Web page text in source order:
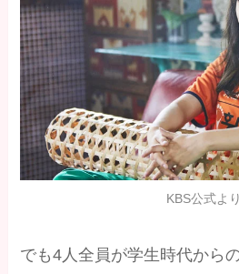
KBS公式より
でも4人全員が学生時代から